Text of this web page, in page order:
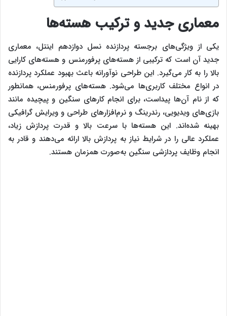
معماری جدید و ترکیب هسته‌ها
یکی از ویژگی‌های برجسته پردازنده‌ نسل دوازدهم اینتل، معماری
جدید آن است که ترکیبی از هسته‌های پرفورمنس و هسته‌های کارایی
بالا را به کار می‌گیرد. این طراحی نوآورانه باعث بهبود عملکرد پردازنده
در انواع مختلف کاربری‌ها می‌شود. هسته‌های پرفورمنس، همانطور
که از نام آن‌ها پیداست، برای انجام کارهای سنگین و پیچیده مانند
بازی‌های ویدیویی، رندرینگ و نرم‌افزارهای طراحی و ویرایش گرافیکی
بهینه شده‌اند. این هسته‌ها با سرعت بالا و قدرت پردازش زیاد،
عملکرد عالی را در شرایط نیاز به پردازش بالا ارائه می‌دهند و قادر به
انجام وظایف پردازشی سنگین به‌صورت همزمان هستند.